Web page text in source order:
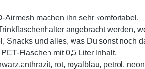
Airmesh machen ihn sehr komfortabel.
angebracht werden,
Snacks und alles, was Du sonst noch
Flaschen mit 0,5 Liter Inhalt.
rot, royalblau, petrol,